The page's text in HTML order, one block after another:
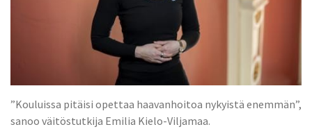
”Kouluissa pitäisi opettaa haavanhoitoa nykyistä enemmän”,
sanoo väitöstutkija Emilia Kielo-Viljamaa.